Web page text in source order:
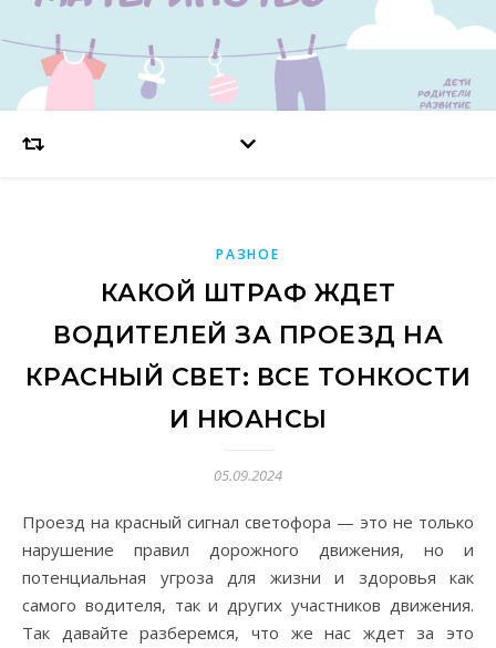
РАЗНОЕ
КАКОЙ ШТРАФ ЖДЕТ
ВОДИТЕЛЕЙ ЗА ПРОЕЗД НА
КРАСНЫЙ СВЕТ: ВСЕ ТОНКОСТИ
И НЮАНСЫ
05.09.2024
Проезд на красный сигнал светофора — это не только
нарушение правил дорожного движения, но и
потенциальная угроза для жизни и здоровья как
самого водителя, так и других участников движения.
Так давайте разберемся, что же нас ждет за это